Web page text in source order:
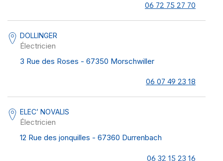
06 72 75 27 70
DOLLINGER
Électricien
3 Rue des Roses - 67350 Morschwiller
06 07 49 23 18
ELEC’ NOVALIS
Électricien
12 Rue des jonquilles - 67360 Durrenbach
06 32 15 23 16